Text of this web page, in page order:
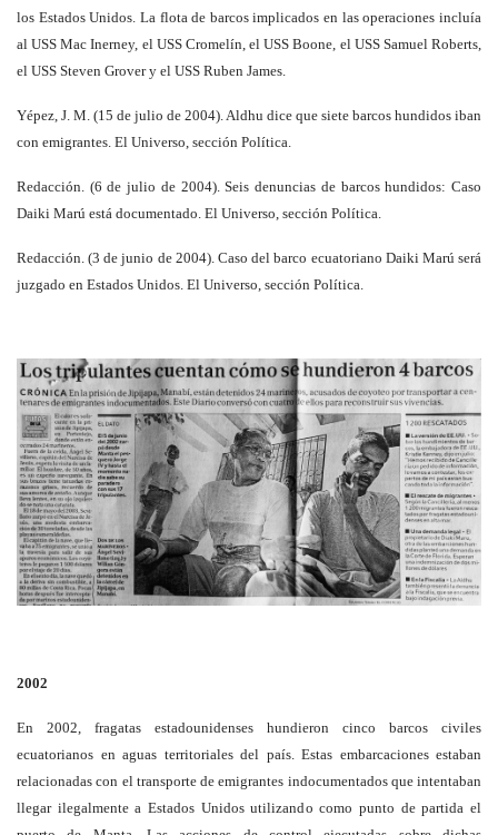
los Estados Unidos. La flota de barcos implicados en las operaciones incluía
al USS Mac Inerney, el USS Cromelín, el USS Boone, el USS Samuel Roberts,
el USS Steven Grover y el USS Ruben James.
Yépez, J. M. (15 de julio de 2004). Aldhu dice que siete barcos hundidos iban
con emigrantes. El Universo, sección Política.
Redacción. (6 de julio de 2004). Seis denuncias de barcos hundidos: Caso
Daiki Marú está documentado. El Universo, sección Política.
Redacción. (3 de junio de 2004). Caso del barco ecuatoriano Daiki Marú será
juzgado en Estados Unidos. El Universo, sección Política.
2002
En 2002, fragatas estadounidenses hundieron cinco barcos civiles
ecuatorianos en aguas territoriales del país. Estas embarcaciones estaban
relacionadas con el transporte de emigrantes indocumentados que intentaban
llegar ilegalmente a Estados Unidos utilizando como punto de partida el